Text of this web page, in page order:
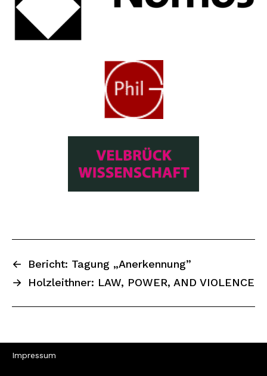
←
Bericht: Tagung „Anerkennung”
→
Holzleithner: LAW, POWER, AND VIOLENCE
Impressum